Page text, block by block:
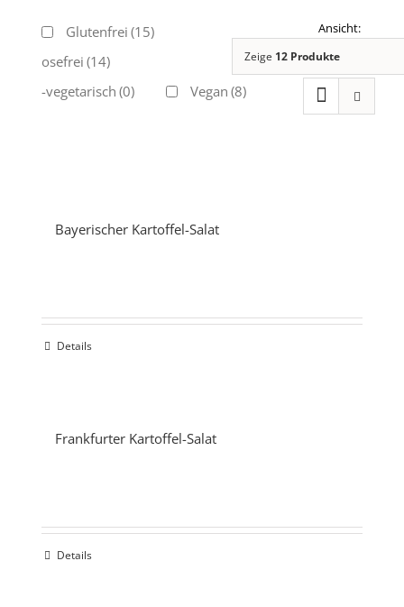
Glutenfrei (15)
Laktosefrei (14)
Ovo-vegetarisch (0) Vegan (8)
Zeige 12 Produkte
Bayerischer Kartoffel-Salat
Details
Frankfurter Kartoffel-Salat
Details